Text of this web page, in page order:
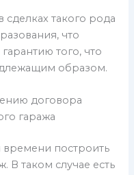
сделках такого рода
что
того, что
образом.
договора
гаража
построить
В таком случае есть